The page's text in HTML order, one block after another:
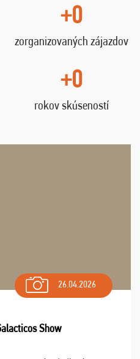
+0
zorganizovaných zájazdov
+0
rokov skúseností
26.04.2026
Show